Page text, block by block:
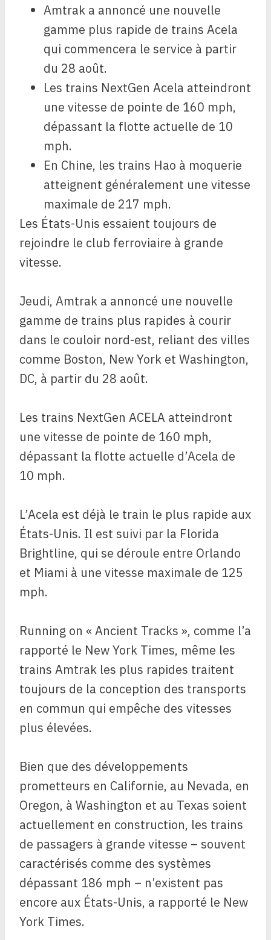
Amtrak a annoncé une nouvelle
gamme plus rapide de trains Acela
qui commencera le service à partir
du 28 août.
Les trains NextGen Acela atteindront
une vitesse de pointe de 160 mph,
dépassant la flotte actuelle de 10
mph.
En Chine, les trains Hao à moquerie
atteignent généralement une vitesse
maximale de 217 mph.
Les États-Unis essaient toujours de
rejoindre le club ferroviaire à grande
vitesse.
Jeudi, Amtrak a annoncé une nouvelle
gamme de trains plus rapides à courir
dans le couloir nord-est, reliant des villes
comme Boston, New York et Washington,
DC, à partir du 28 août.
Les trains NextGen ACELA atteindront
une vitesse de pointe de 160 mph,
dépassant la flotte actuelle d’Acela de
10 mph.
L’Acela est déjà le train le plus rapide aux
États-Unis. Il est suivi par la Florida
Brightline, qui se déroule entre Orlando
et Miami à une vitesse maximale de 125
mph.
Running on « Ancient Tracks », comme l’a
rapporté le New York Times, même les
trains Amtrak les plus rapides traitent
toujours de la conception des transports
en commun qui empêche des vitesses
plus élevées.
Bien que des développements
prometteurs en Californie, au Nevada, en
Oregon, à Washington et au Texas soient
actuellement en construction, les trains
de passagers à grande vitesse – souvent
caractérisés comme des systèmes
dépassant 186 mph – n’existent pas
encore aux États-Unis, a rapporté le New
York Times.